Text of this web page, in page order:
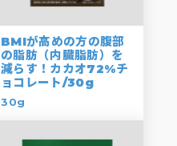
BMIが高めの方の腹部
の脂肪（内臓脂肪）を
減らす！カカオ72%チ
ョコレート/30g
30g